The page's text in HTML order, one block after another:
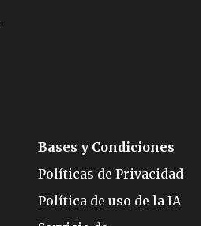
Bases y Condiciones
Políticas de Privacidad
Política de uso de la IA